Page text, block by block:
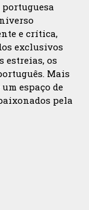
e crítica,
exclusivos
estreias, os
Mais
espaço de
pela